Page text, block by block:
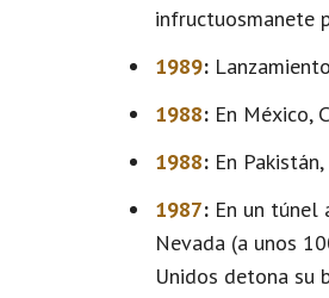
infructuosmanete
1989:
1988: En México,
1988: En
1987: En un túnel
Nevada (a unos
Unidos detona su